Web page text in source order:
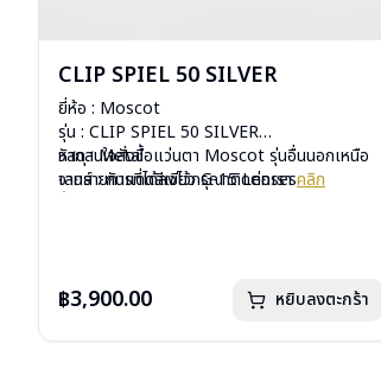
CLIP SPIEL 50 SILVER
ยี่ห้อ : Moscot
รุ่น : CLIP SPIEL 50 SILVER
วัสดุ : Metal
เลนส์ : กันแดดสีเขียว G-15 Lenses
หากสนใจสั่งชื้อแว่นตา Moscot รุ่นอื่นนอกเหนือ
จากรายการที่ได้ลงไว้กรุณาติดต่อเราคลิก
฿3,900.00 หยิบลงตะกร้า